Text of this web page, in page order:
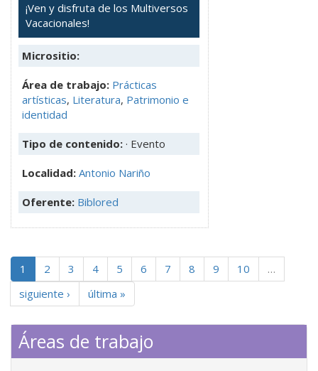
¡Ven y disfruta de los Multiversos
Vacacionales!
Micrositio:
Área de trabajo: Prácticas
artísticas, Literatura, Patrimonio e
identidad
Tipo de contenido: · Evento
Localidad: Antonio Nariño
Oferente: Biblored
1 2 3 4 5 6 7 8 9 10
…
siguiente ›
última »
Áreas de trabajo